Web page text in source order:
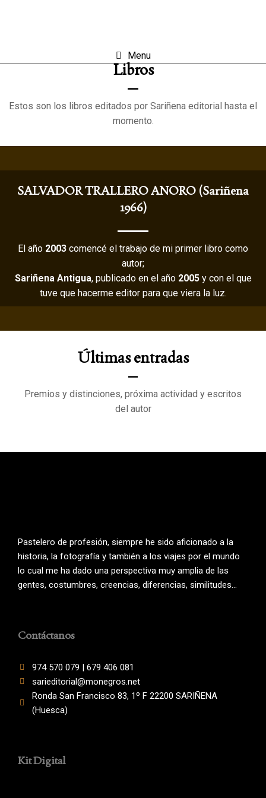
Menu
Libros
Estos son los libros editados por Sariñena editorial hasta el
momento.
SALVADOR TRALLERO ANORO (Sariñena
1966)
El año 2003 comencé el trabajo de mi primer libro como
autor;
Sariñena Antigua, publicado en el año 2005y con el que
tuve que hacerme editor para que viera la luz.
Últimas entradas
Premios y distinciones, próxima actividad y escritos
del autor
Pastelero de profesión, siempre he sido aficionado a la
historia, la fotografía y también a los viajes por el mundo
lo cual me ha dado una perspectiva muy amplia de las
gentes, costumbres, creencias, diferencias, similitudes…
Contáctanos
974 570 079 | 679 406 081
sarieditorial@monegros.net
Ronda San Francisco 83, 1º F 22200 SARIÑENA
(Huesca)
Kit Digital